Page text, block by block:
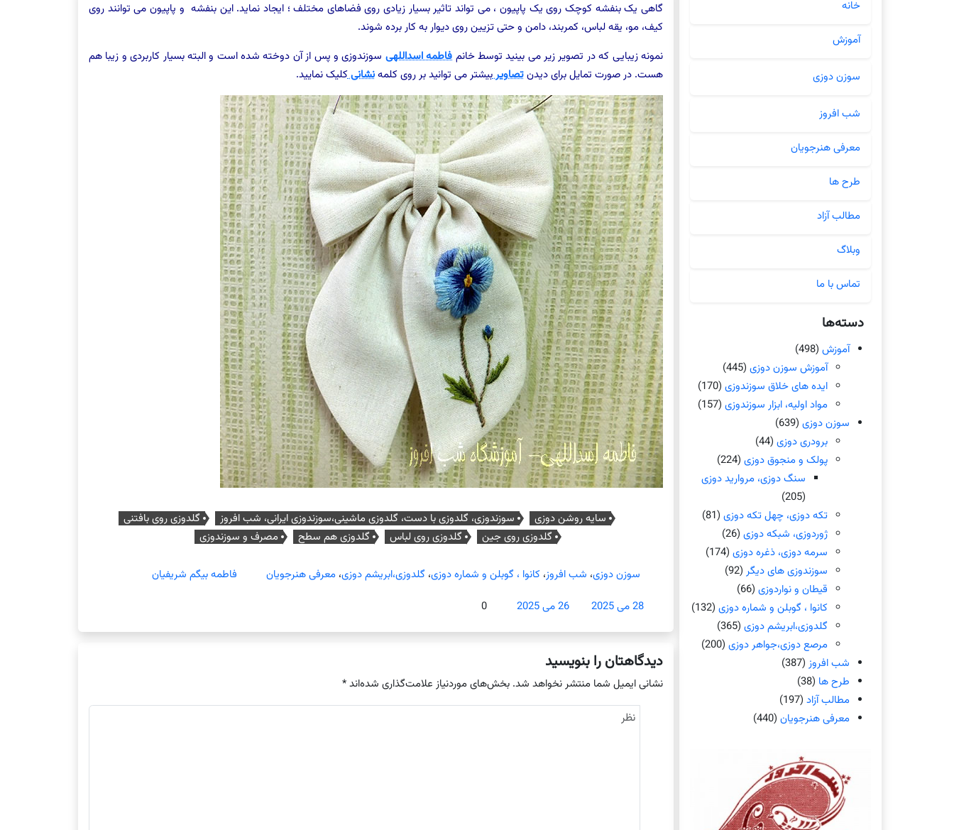
گاهی یک بنفشه کوچک روی یک پاپیون ، می تواند تاثیر بسیار زیادی روی فضاهای مختلف ؛ ایجاد نماید. این بنفشه و پاپیون می توانند روی
کیف، مو، یقه لباس، کمربند، دامن و حتی تزیین روی دیوار به کار برده شوند.
نمونه زیبایی که در تصویر زیر می بینید توسط خانم فاطمه اسداللهی سوزندوزی و پس از آن دوخته شده است و البته بسیار کاربردی و زیبا هم
هست. در صورت تمایل برای دیدنتصاویربیشتر می توانید بر روی کلمهنشانیکلیک نمایید.
سایه روشن دوزی سوزندوزی، گلدوزی با دست، گلدوزی ماشینی،سوزندوزی ایرانی، شب افروز
گلدوزی روی بافتنی
گلدوزی روی جین
گلدوزی روی لباس گلدوزی هم سطح مصرف و سوزندوزی
سوزن دوزی، شب افروز،کانوا ، گوبلن و شماره دوزی،گلدوزی،ابریشم دوزی،معرفی هنرجویان
فاطمه بیگم شریفیان
28 می 2025
26 می 2025 0
دیدگاهتان را بنویسید
نشانی ایمیل شما منتشر نخواهد شد. بخش‌های موردنیاز علامت‌گذاری شده‌اند*
خانه
آموزش
سوزن دوزی
شب افروز
معرفی هنرجویان
طرح ها
مطالب آزاد
وبلاگ
تماس با ما
دسته‌ها
آموزش (498)
آموزش سوزن دوزی (445)
ایده های خلاق سوزندوزی (170)
مواد اولیه، ابزار سوزندوزی (157)
سوزن دوزی (639)
برودری دوزی (44)
پولک و منجوق دوزی (224)
سنگ دوزی، مروارید دوزی
(205)
تکه دوزی، چهل تکه دوزی (81)
ژوردوزی، شبکه دوزی (26)
سرمه دوزی، ذغره دوزی (174)
سوزندوزی های دیگر (92)
قیطان و نواردوزی (66)
کانوا ، گوبلن و شماره دوزی (132)
گلدوزی،ابریشم دوزی (365)
مرصع دوزی،جواهر دوزی (200)
شب افروز (387)
طرح ها (38)
مطالب آزاد (197)
معرفی هنرجویان (440)